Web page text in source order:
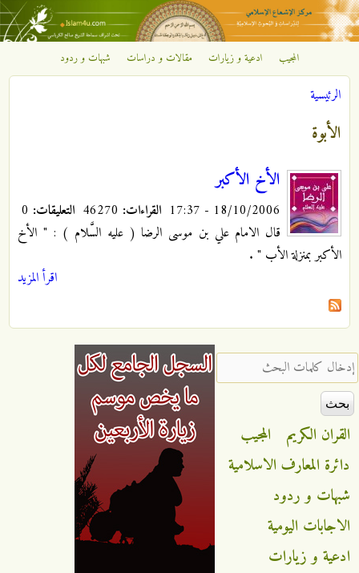
تجاوز إلى المحتوى الرئيسي
مركز
الإشعاع
الإسلامي
المجيب ادعية و زيارات مقالات و دراسات شبهات و ردود
أنت هنا
الرئيسية
الأبوة
الأخ الأكبر
18/10/2006 - 17:37 القراءات: التعليقات:
قال الامام علي بن موسى الرضا ( عليه السَّلام ) : " الأخ
الأكبر بمنزلة الأب " .
اقرأ المزيد
‏إدخال كلمات البحث ‏
القران الكريم
المجيب
دائرة المعارف الاسلامية
شبهات و ردود
الاجابات اليومية
ادعية و زيارات